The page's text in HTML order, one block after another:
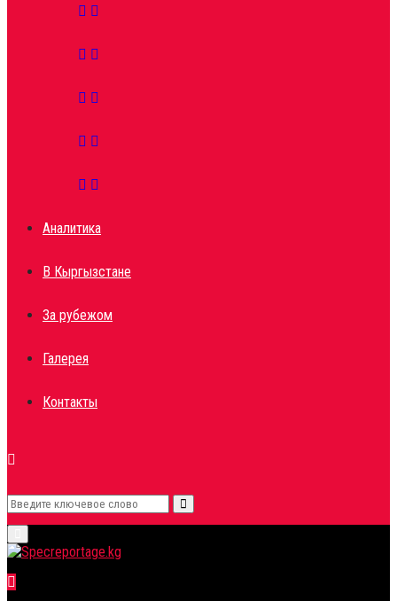
Аналитика
В Кыргызстане
За рубежом
Галерея
Контакты
Search
for:
Search
Menu